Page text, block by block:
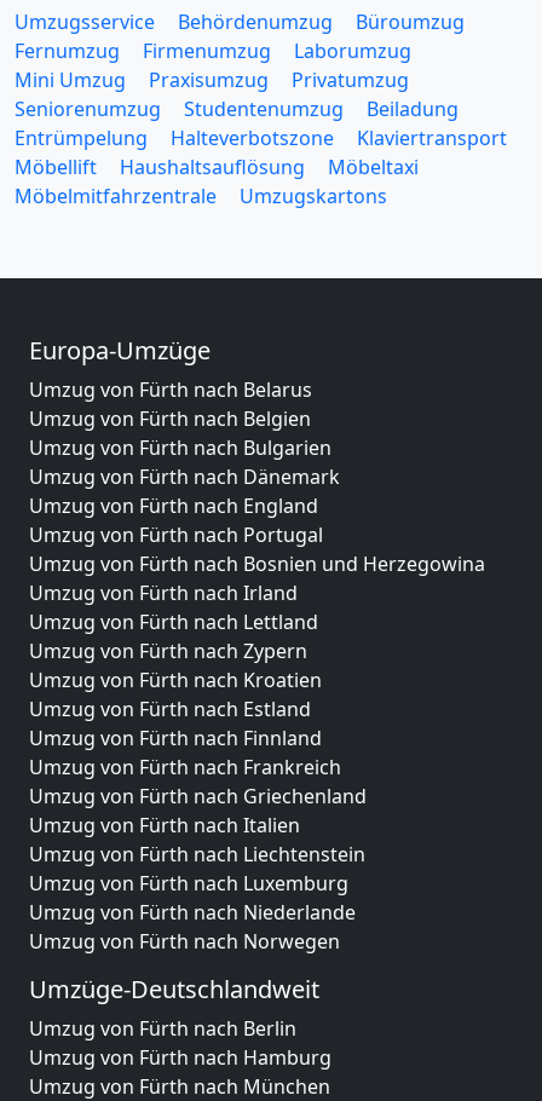
Umzugsservice Behördenumzug
Büroumzug
Fernumzug
Firmenumzug
Laborumzug
Mini Umzug
Praxisumzug
Privatumzug
Seniorenumzug
Studentenumzug
Beiladung
Entrümpelung
Halteverbotszone
Klaviertransport
Möbellift
Haushaltsauflösung
Möbeltaxi
Möbelmitfahrzentrale
Umzugskartons
Europa-Umzüge
Umzug von Fürth nach Belarus
Umzug von Fürth nach Belgien
Umzug von Fürth nach Bulgarien
Umzug von Fürth nach Dänemark
Umzug von Fürth nach England
Umzug von Fürth nach Portugal
Umzug von Fürth nach Bosnien und Herzegowina
Umzug von Fürth nach Irland
Umzug von Fürth nach Lettland
Umzug von Fürth nach Zypern
Umzug von Fürth nach Kroatien
Umzug von Fürth nach Estland
Umzug von Fürth nach Finnland
Umzug von Fürth nach Frankreich
Umzug von Fürth nach Griechenland
Umzug von Fürth nach Italien
Umzug von Fürth nach Liechtenstein
Umzug von Fürth nach Luxemburg
Umzug von Fürth nach Niederlande
Umzug von Fürth nach Norwegen
Umzüge-Deutschlandweit
Umzug von Fürth nach Berlin
Umzug von Fürth nach Hamburg
Umzug von Fürth nach München